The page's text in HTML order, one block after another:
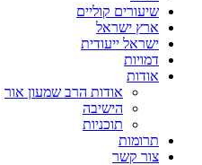
שיעורים קוליים
ארץ ישראל
ישראל ייעודית
דמויות
אודות
אודות הרב שמעון אור
הישיבה
תוכניות
תרומות
צור קשר